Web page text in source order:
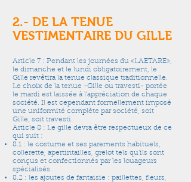
2.- DE LA TENUE
VESTIMENTAIRE DU GILLE
Article 7 : Pendant les journées du «LAETARE»,
le dimanche et le lundi obligatoirement, le
Gille revêtira la tenue classique traditionnelle.
Le choix de la tenue -Gille ou travesti- portée
le mardi est laissée à l’appréciation de chaque
société. Il est cependant formellement imposé
une uniformité complète par société, soit
Gille, soit travesti.
Article 8 : Le gille devra être respectueux de ce
qui suit :
8.1 : le costume et ses parements habituels,
collerette, apertintailles, grelot tels qu’ils sont
conçus et confectionnés par les louageurs
spécialisés.
8.2 : les ajoutes de fantaisie : paillettes, fleurs,